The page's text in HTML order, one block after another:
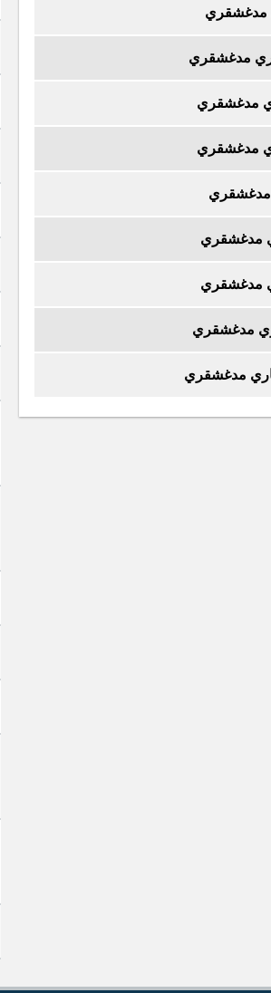
مدغشقري
مدغشقري
مدغشقري
مدغشقري
مدغشقري
مدغشقري
مدغشقري
مدغشقري
مدغشقري